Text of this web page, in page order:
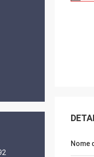
Nome